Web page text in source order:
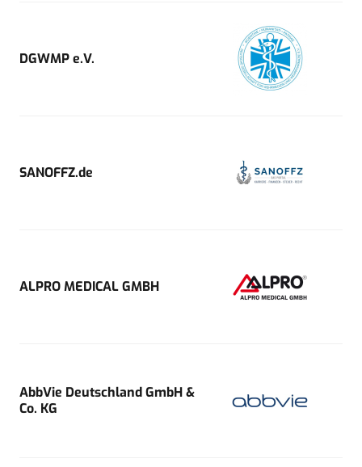
DGWMP e.V.
SANOFFZ.de
ALPRO MEDICAL GMBH
AbbVie Deutschland GmbH &
Co. KG